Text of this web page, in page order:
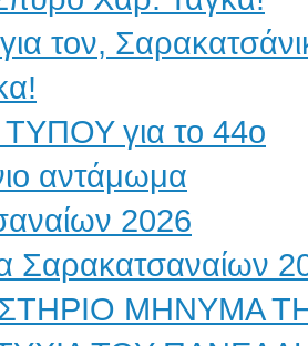
για τον,
Σαρακατσαναίων